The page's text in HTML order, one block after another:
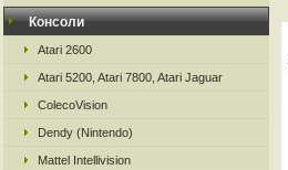
Консоли
Atari 2600
Atari 5200, Atari 7800, Atari Jaguar
ColecoVision
Dendy (Nintendo)
Mattel Intellivision